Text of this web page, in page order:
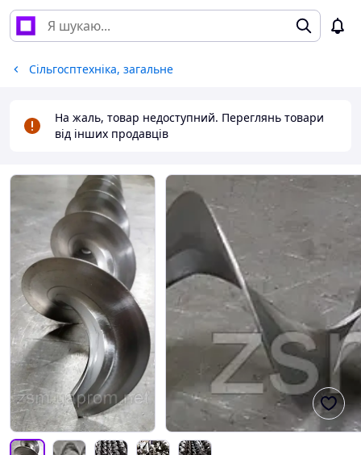
Сільгосптехніка, загальне
На жаль, товар недоступний. Переглянь товари
від інших продавців